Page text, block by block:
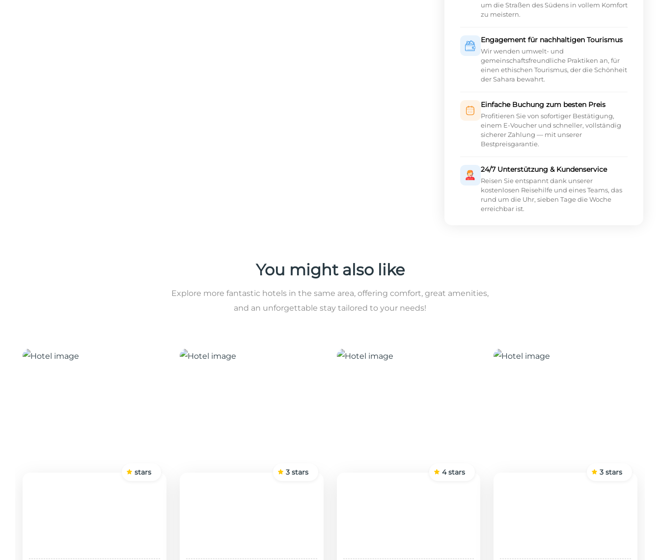
um die Straßen des Südens in vollem Komfort
zu meistern.
Engagement für nachhaltigen Tourismus
Wir wenden umwelt- und
gemeinschaftsfreundliche Praktiken an, für
einen ethischen Tourismus, der die Schönheit
der Sahara bewahrt.
Einfache Buchung zum besten Preis
Profitieren Sie von sofortiger Bestätigung,
einem E-Voucher und schneller, vollständig
sicherer Zahlung — mit unserer
Bestpreisgarantie.
24/7 Unterstützung & Kundenservice
Reisen Sie entspannt dank unserer
kostenlosen Reisehilfe und eines Teams, das
rund um die Uhr, sieben Tage die Woche
erreichbar ist.
You might also like
Explore more fantastic hotels in the same area, offering comfort, great amenities,
and an unforgettable stay tailored to your needs!
stars 3 stars 4 stars 3 stars